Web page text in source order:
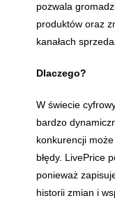
pozwala
produktów oraz
kanałach
Dlaczego?
W świecie
bardzo
konkurencji
błędy. LivePrice
ponieważ
historii zmian i